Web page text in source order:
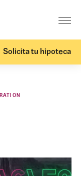
Solicita tu hipoteca